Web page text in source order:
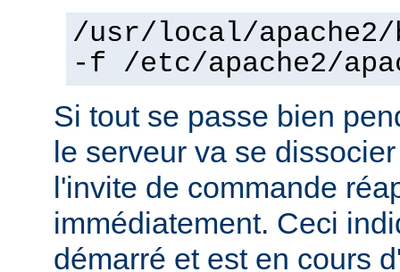
/usr/local/
-f /etc/apache2/
Si tout se passe bien
le serveur va se
l'invite de commande
immédiatement. Ceci
démarré et est en cours